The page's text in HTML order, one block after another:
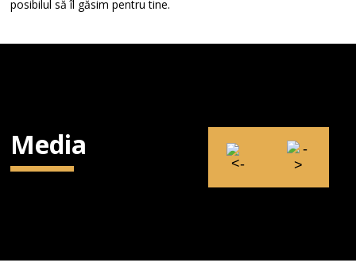
posibilul să îl găsim pentru tine.
Media